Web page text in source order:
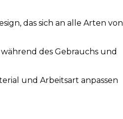
das sich an alle Arten von
des Gebrauchs und
und Arbeitsart anpassen